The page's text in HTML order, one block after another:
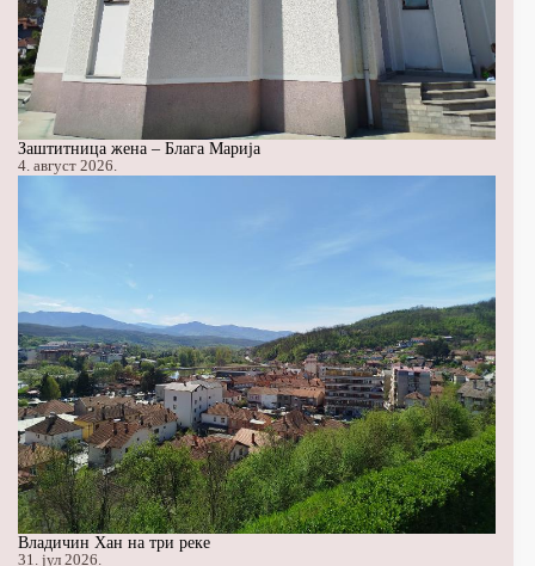
Заштитница жена – Блага Марија
4. август 2026.
Владичин Хан на три реке
31. јул 2026.